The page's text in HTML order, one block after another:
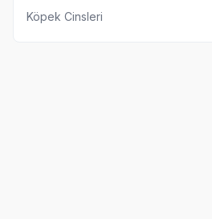
Köpek Cinsleri